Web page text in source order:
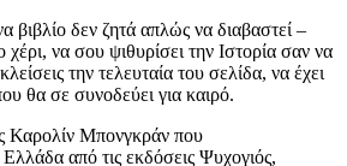
βιβλίο δεν ζητά απλώς να διαβαστεί –
να σου ψιθυρίσει την Ιστορία σαν να
την τελευταία του σελίδα, να έχει
θα σε συνοδεύει για καιρό.
Καρολίν Μπονγκράν που
από τις εκδόσεις Ψυχογιός,